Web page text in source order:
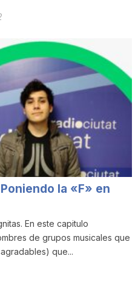
la «F» en
En este capitulo
de grupos musicales que
que...